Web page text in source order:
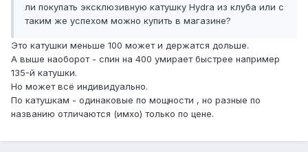
ли покупать эксклюзивную катушку Hydra из клуба или с
таким же успехом можно купить в магазине?
Это катушки меньше 100 может и держатся дольше.
А выше наоборот - спин на 400 умирает быстрее например
135-й катушки.
Но может всё индивидуально.
По катушкам - одинаковые по мощности , но разные по
названию отличаются (имхо) только по цене.